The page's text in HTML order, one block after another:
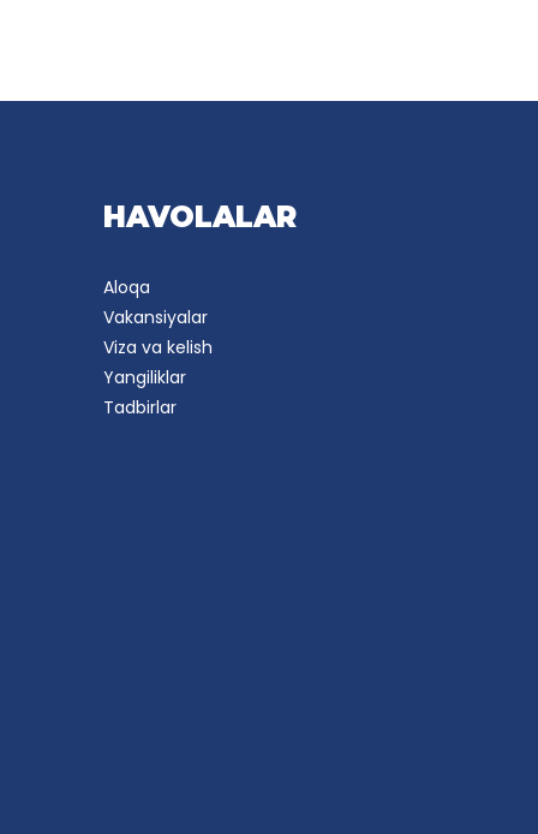
HAVOLALAR
Aloqa
Vakansiyalar
Viza va kelish
Yangiliklar
Tadbirlar